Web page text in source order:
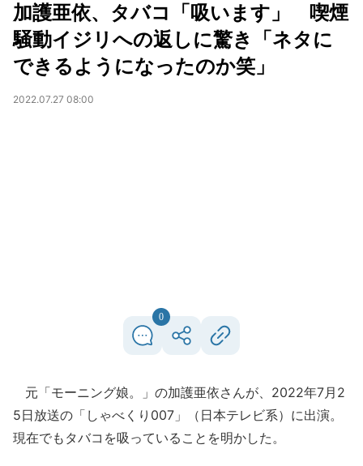
加護亜依、タバコ「吸います」 喫煙
騒動イジリへの返しに驚き「ネタに
できるようになったのか笑」
2022.07.27 08:00
0
元「モーニング娘。」の加護亜依さんが、2022年7月2
5日放送の「しゃべくり007」（日本テレビ系）に出演。
現在でもタバコを吸っていることを明かした。